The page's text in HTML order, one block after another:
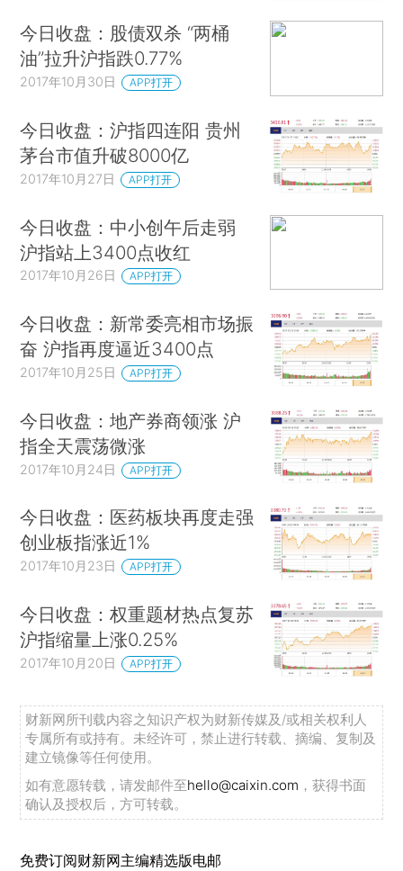
今日收盘：股债双杀 “两桶
油”拉升沪指跌0.77%
2017年10月30日 APP打开
今日收盘：沪指四连阳 贵州
茅台市值升破8000亿
2017年10月27日 APP打开
今日收盘：中小创午后走弱
沪指站上3400点收红
2017年10月26日 APP打开
今日收盘：新常委亮相市场振
奋 沪指再度逼近3400点
2017年10月25日 APP打开
今日收盘：地产券商领涨 沪
指全天震荡微涨
2017年10月24日 APP打开
今日收盘：医药板块再度走强
创业板指涨近1%
2017年10月23日 APP打开
今日收盘：权重题材热点复苏
沪指缩量上涨0.25%
2017年10月20日 APP打开
财新网所刊载内容之知识产权为财新传媒及/或相关权利人
专属所有或持有。未经许可，禁止进行转载、摘编、复制及
建立镜像等任何使用。
如有意愿转载，请发邮件至hello@caixin.com ，获得书面
确认及授权后，方可转载。
免费订阅财新网主编精选版电邮